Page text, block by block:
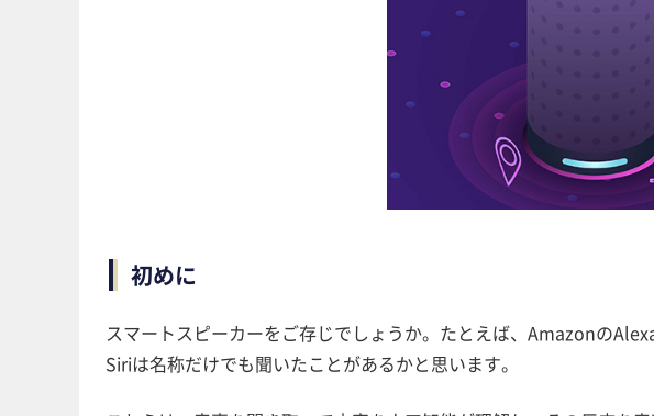
初めに
スマートスピーカーをご存じでしょうか。たとえば、Amazonの
Siriは名称だけでも聞いたことがあるかと思います。